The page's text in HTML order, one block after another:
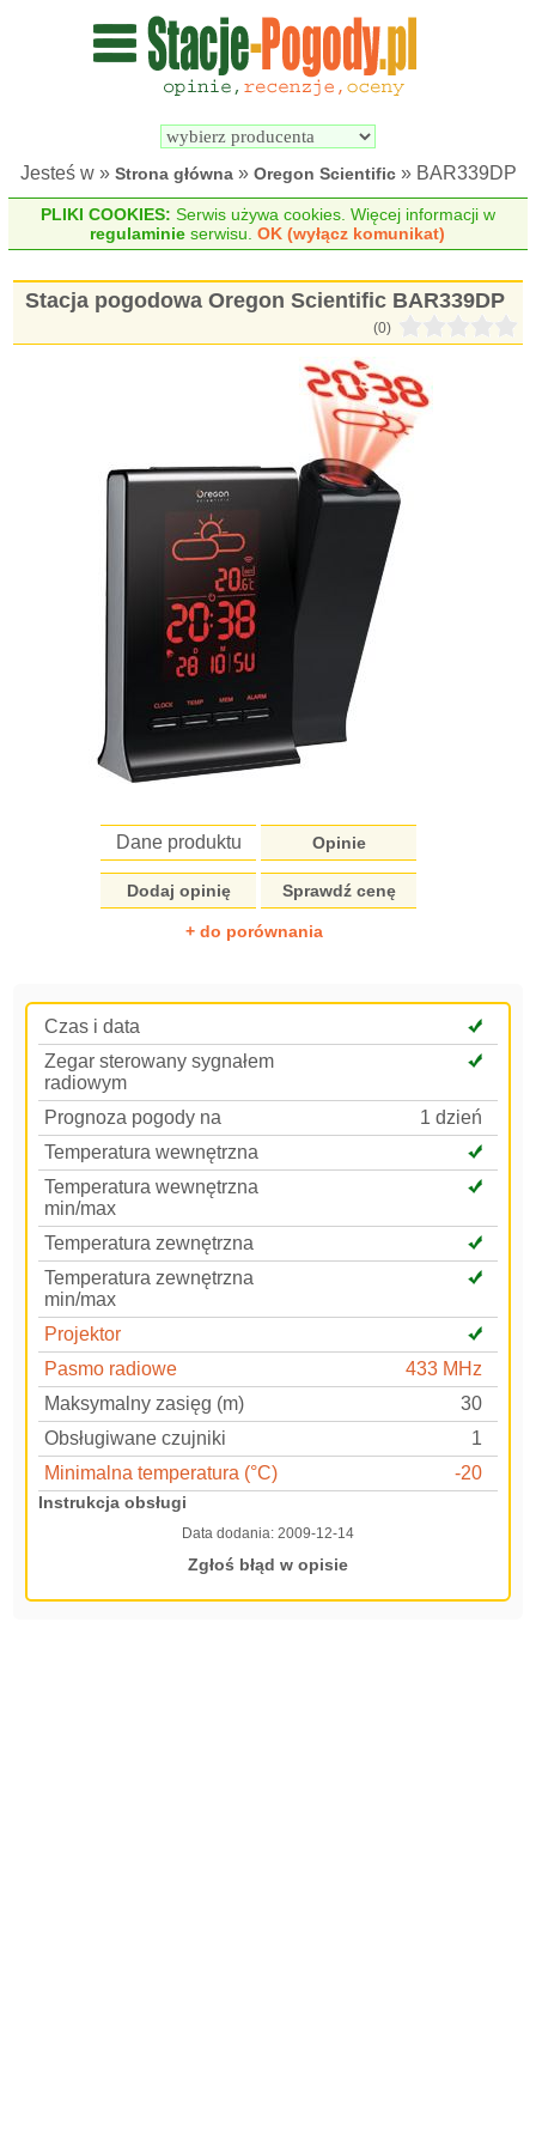
Wyszukiwarka
pogodowych
Jesteś w » Strona główna» Oregon Scientific» BAR339DP
PLIKI COOKIES: Serwis używa cookies. Więcej informacji w
regulaminie serwisu.OK (wyłącz komunikat)
Stacja pogodowa Oregon Scientific BAR339DP
(0)
Dane produktu Opinie
Dodaj opinię Sprawdź cenę
+ do porównania
Czas i data
Zegar sterowany sygnałem
radiowym
Prognoza pogody na
1 dzień
Temperatura wewnętrzna
Temperatura wewnętrzna
min/max
Temperatura zewnętrzna
Temperatura zewnętrzna
min/max
Projektor
Pasmo radiowe
433 MHz
Maksymalny zasięg (m)
30
Obsługiwane czujniki
1
Minimalna temperatura (°C)
-20
Instrukcja obsługi
Data dodania: 2009-12-14
Zgłoś błąd w opisie